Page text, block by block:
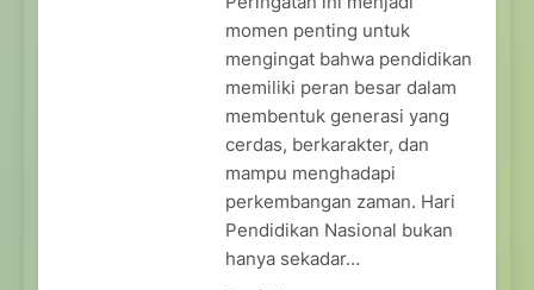
momen penting untuk
mengingat bahwa pendidikan
memiliki peran besar dalam
membentuk generasi yang
cerdas, berkarakter, dan
mampu menghadapi
perkembangan zaman. Hari
Pendidikan Nasional bukan
hanya sekadar…